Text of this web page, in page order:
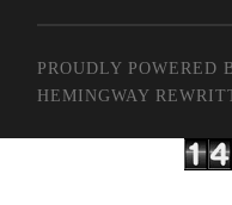
PROUDLY POWERED
HEMINGWAY